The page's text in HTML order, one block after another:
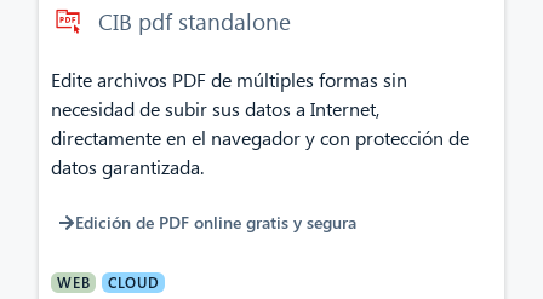
CIB pdf standalone
Edite archivos PDF de múltiples formas sin
necesidad de subir sus datos a Internet,
directamente en el navegador y con protección de
datos garantizada.
Edición de PDF online gratis y segura
WEB CLOUD